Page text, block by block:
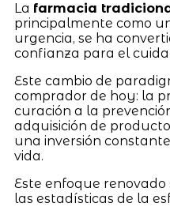
La farmacia
principalmente como
urgencia, se ha
confianza para el
Este cambio de
comprador de hoy: la
curación a la
adquisición de
una inversión
vida.
Este enfoque
las estadísticas de la